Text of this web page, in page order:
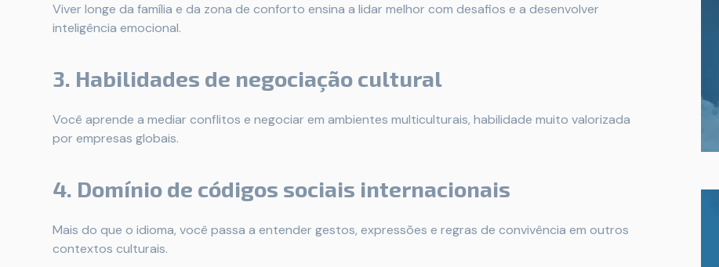
Viver longe da família e da zona de conforto ensina a lidar melhor com desafios e a desenvolver
inteligência emocional.
3. Habilidades de negociação cultural
Você aprende a mediar conflitos e negociar em ambientes multiculturais, habilidade muito valorizada
por empresas globais.
4. Domínio de códigos sociais internacionais
Mais do que o idioma, você passa a entender gestos, expressões e regras de convivência em outros
contextos culturais.